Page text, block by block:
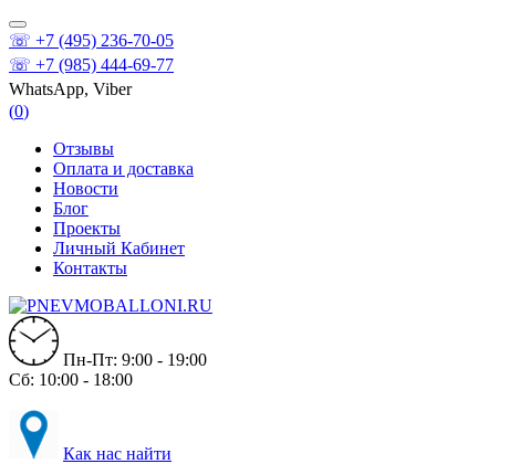
☏ +7 (495) 236-70-05
☏ +7 (985) 444-69-77
WhatsApp, Viber
(0)
Отзывы
Оплата и доставка
Новости
Блог
Проекты
Личный Кабинет
Контакты
Пн-Пт: 9:00 - 19:00
Сб: 10:00 - 18:00
Как нас найти